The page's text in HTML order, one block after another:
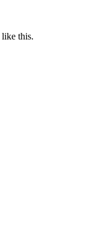
like this.